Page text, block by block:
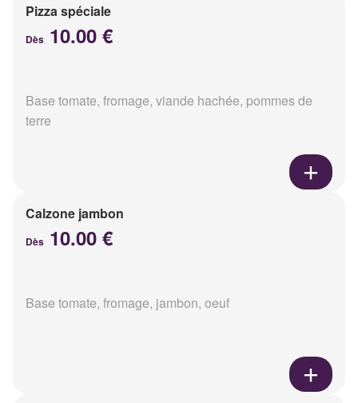
Pizza spéciale
Dès 10.00 €
Base tomate, fromage, viande hachée, pommes de
terre
Calzone jambon
Dès 10.00 €
Base tomate, fromage, jambon, oeuf